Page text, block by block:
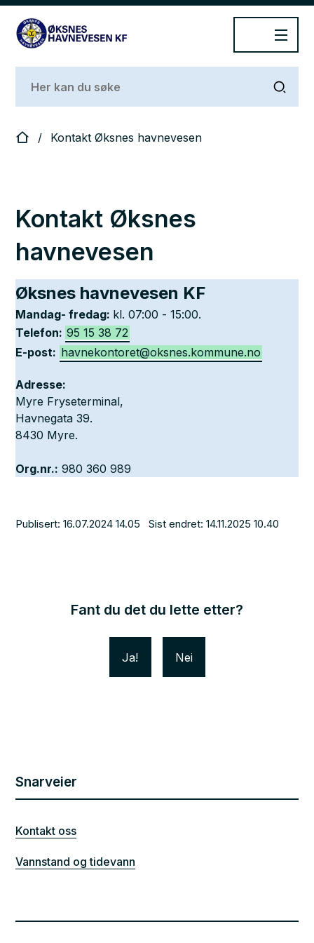
Du er her:Kontakt Øksnes havnevesen
Kontakt Øksnes
havnevesen
Øksnes havnevesen KF
Mandag- fredag: kl. 07:00 - 15:00.
Telefon: 95 15 38 72
E-post: havnekontoret@oksnes.kommune.no
Adresse:
Myre Fryseterminal,
Havnegata 39.
8430 Myre.
Org.nr.: 980 360 989
Publisert 16.07.2024 14.05 Sist endret 14.11.2025 10.40
Fant du det du lette etter?
Ja Nei
Snarveier
Kontakt oss
Vannstand og tidevann